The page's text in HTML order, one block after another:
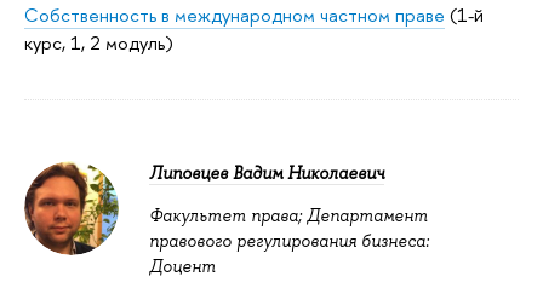
Собственность в международном частном праве (1-й
курс, 1, 2 модуль)
Липовцев Вадим Николаевич
Факультет права; Департамент
правового регулирования бизнеса:
Доцент